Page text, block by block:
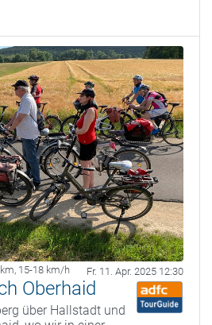
, 15-18 km/h Fr. 11. Apr. 2025 12:30
Oberhaid
über Hallstadt und